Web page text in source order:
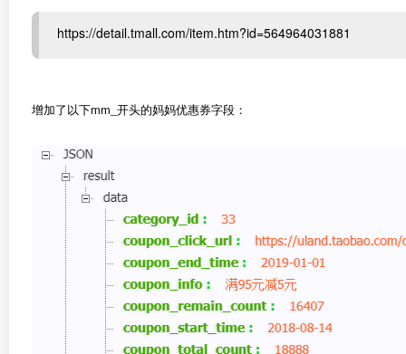
https://detail.tmall.com/item.htm?id=564964031881
增加了以下mm_开头的妈妈优惠券字段：